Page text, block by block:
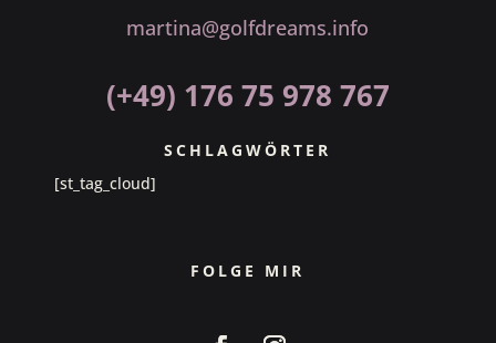
martina@golfdreams.info
(+49) 176 75 978 767
SCHLAGWÖRTER
[st_tag_cloud]
FOLGE MIR